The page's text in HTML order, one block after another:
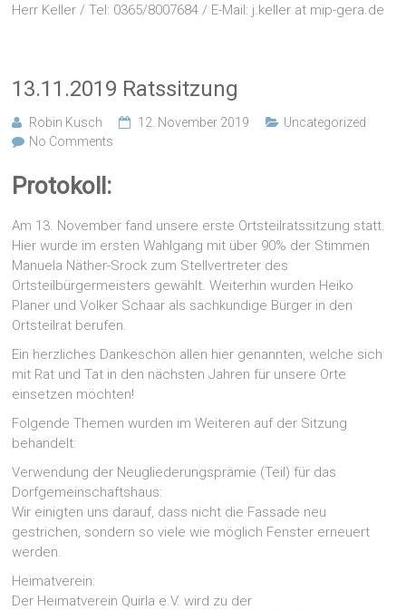
Herr Keller / Tel: 0365/8007684 / E-Mail: j.keller at mip-gera.de
13.11.2019 Ratssitzung
Robin Kusch 12. November 2019
Uncategorized
No Comments
Protokoll:
Am 13. November fand unsere erste Ortsteilratssitzung statt.
Hier wurde im ersten Wahlgang mit über 90% der Stimmen
Manuela Näther-Srock zum Stellvertreter des
Ortsteilbürgermeisters gewählt. Weiterhin wurden Heiko
Planer und Volker Schaar als sachkundige Bürger in den
Ortsteilrat berufen.
Ein herzliches Dankeschön allen hier genannten, welche sich
mit Rat und Tat in den nächsten Jahren für unsere Orte
einsetzen möchten!
Folgende Themen wurden im Weiteren auf der Sitzung
behandelt:
Verwendung der Neugliederungsprämie (Teil) für das
Dorfgemeinschaftshaus:
Wir einigten uns darauf, dass nicht die Fassade neu
gestrichen, sondern so viele wie möglich Fenster erneuert
werden.
Heimatverein:
Der Heimatverein Quirla e.V. wird zu der